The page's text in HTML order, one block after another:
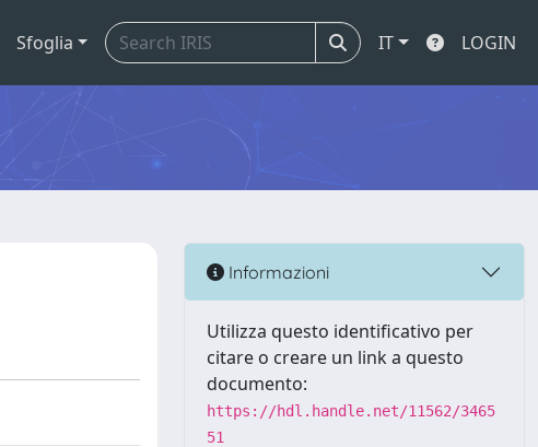
Sfoglia IT LOGIN
Informazioni
Utilizza questo identificativo per
citare o creare un link a questo
documento:
https://hdl.handle.net/11562/3465
51